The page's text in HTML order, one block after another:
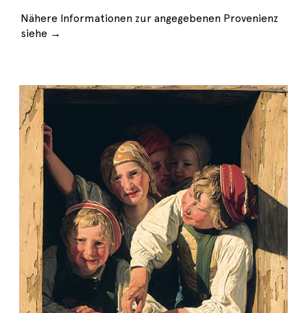
Nähere Informationen zur angegebenen Provenienz
siehe →